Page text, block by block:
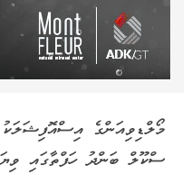
މޯލްޑިވިއަންގެ
ސްކޫލް ބަންދު ހަފްތާގައި